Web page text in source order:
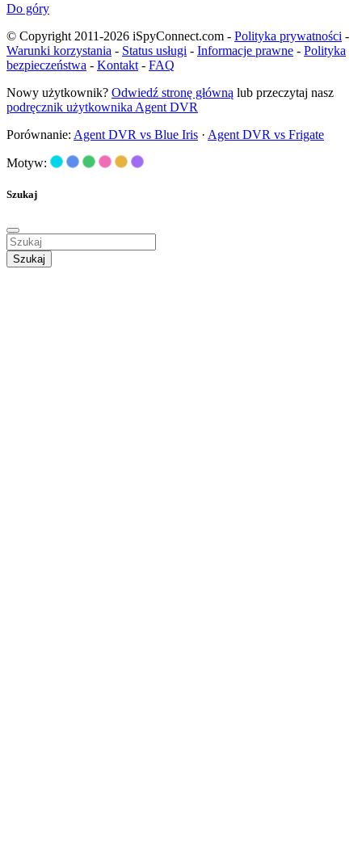
Do góry
© Copyright 2011-2026 iSpyConnect.com - Polityka prywatności -
Warunki korzystania - Status usługi - Informacje prawne - Polityka
bezpieczeństwa - Kontakt - FAQ
Nowy użytkownik? Odwiedź stronę główną lub przeczytaj nasz
podręcznik użytkownika Agent DVR
Porównanie: Agent DVR vs Blue Iris · Agent DVR vs Frigate
Motyw:
Szukaj
Szukaj